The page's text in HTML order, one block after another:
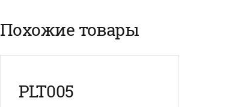
Похожие товары
PLT005